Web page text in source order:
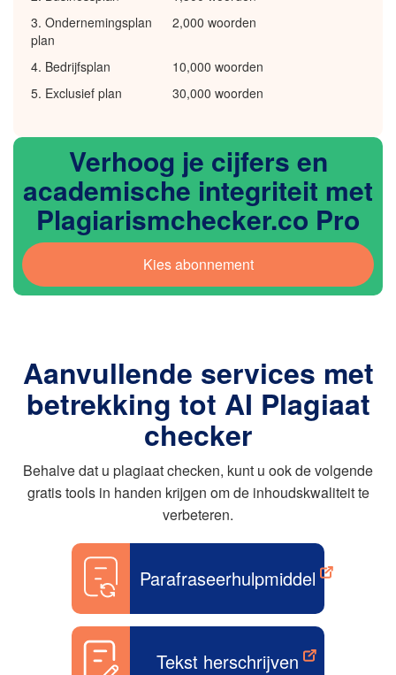
3. Ondernemingsplan
plan
2,000 woorden
4. Bedrijfsplan
10,000 woorden
5. Exclusief plan
30,000 woorden
Verhoog je cijfers en
academische integriteit met
Plagiarismchecker.co Pro
Kies abonnement
Aanvullende services met
betrekking tot AI Plagiaat
checker
Behalve dat u plagiaat checken, kunt u ook de volgende
gratis tools in handen krijgen om de inhoudskwaliteit te
verbeteren.
Parafraseerhulpmiddel
Tekst herschrijven